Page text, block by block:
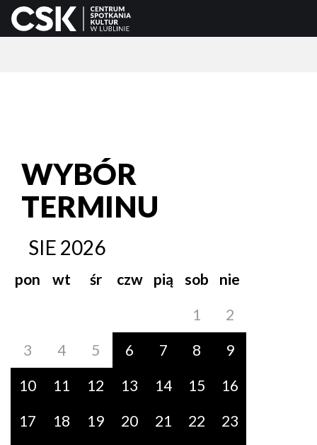
WYBÓR
TERMINU
SIE 2026
pon wt śr czw pią sob
nie
1
2
3
4 5 6 7 8
9
10
11 12 13 14 15
16
17
18 19 20 21 22
23